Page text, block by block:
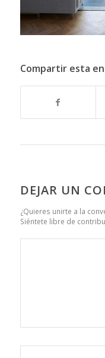
Compartir esta
DEJAR UN
¿Quieres unirte a la
Siéntete libre de